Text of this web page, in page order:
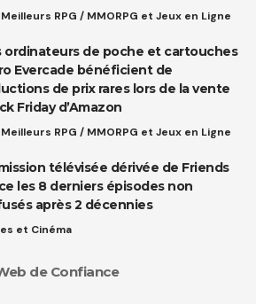
RPG / MMORPG et Jeux en Ligne
ordinateurs de poche et cartouches
Evercade bénéficient de
de prix rares lors de la vente
Friday d’Amazon
RPG / MMORPG et Jeux en Ligne
télévisée dérivée de Friends
les 8 derniers épisodes non
après 2 décennies
et Cinéma
de Confiance